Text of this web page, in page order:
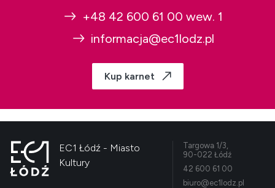
+48 42 600 61 00 wew. 1
informacja@ec1lodz.pl
Kup karnet
EC1 Łódź - Miasto
Kultury
Targowa 1/3,
90-022 Łódź
42 600 61 00
biuro@ec1lodz.pl